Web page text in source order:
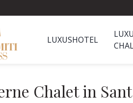
LUXUSHOTEL
Chalet in